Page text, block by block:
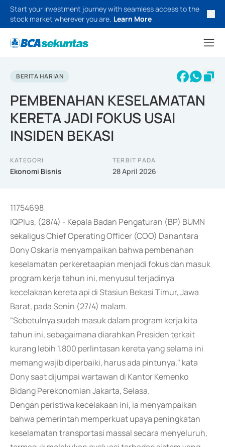
Start your investment journey with seamless access to the
stock market wherever you are. Learn More
BERITA HARIAN
PEMBENAHAN KESELAMATAN
KERETA JADI FOKUS USAI
INSIDEN BEKASI
KATEGORI
Ekonomi Bisnis
TERBIT PADA
28 April 2026
11754698
IQPlus, (28/4) - Kepala Badan Pengaturan (BP) BUMN
sekaligus Chief Operating Officer (COO) Danantara
Dony Oskaria menyampaikan bahwa pembenahan
keselamatan perkeretaapian menjadi fokus dan masuk
program kerja tahun ini, menyusul terjadinya
kecelakaan kereta api di Stasiun Bekasi Timur, Jawa
Barat, pada Senin (27/4) malam.
"Sebetulnya sudah masuk dalam program kerja kita
tahun ini, sebagaimana diarahkan Presiden terkait
kurang lebih 1.800 perlintasan kereta yang selama ini
memang wajib diperbaiki, harus ada pintunya," kata
Dony saat dijumpai wartawan di Kantor Kemenko
Bidang Perekonomian Jakarta, Selasa.
Dengan peristiwa kecelakaan ini, ia menyampaikan
bahwa pemerintah memperkuat upaya peningkatan
keselamatan transportasi massal secara menyeluruh,